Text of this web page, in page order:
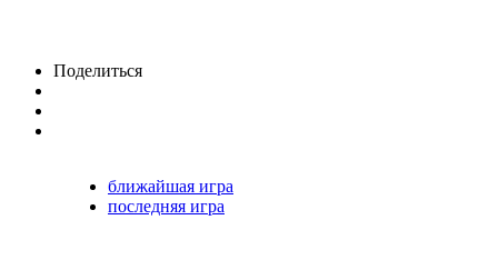
Поделиться
ближайшая игра
последняя игра